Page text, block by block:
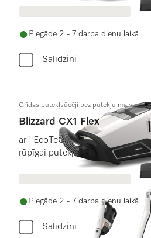
Piegāde 2 - 7 darba dienu laikā
Salīdzini
Grīdas putekļsūcēji bez putekļu maisa
Blizzard CX1 Flex
ar "EcoTeQ Plus" grīdas uzgali
rūpīgai putekļu sūkšanai.
Piegāde 2 - 7 darba dienu laikā
Salīdzini